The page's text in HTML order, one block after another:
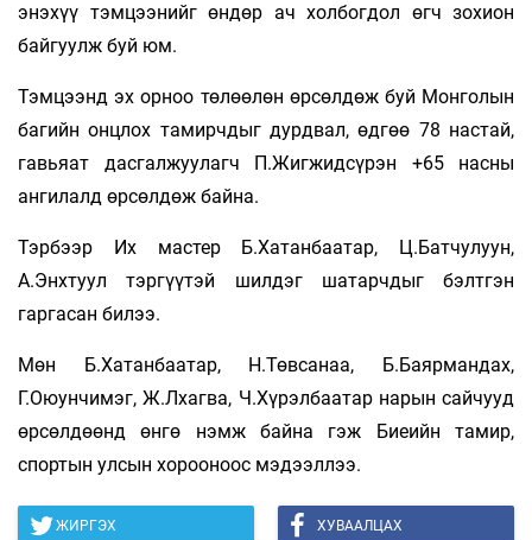
энэхүү тэмцээнийг өндөр ач холбогдол өгч зохион
байгуулж буй юм.
Тэмцээнд эх орноо төлөөлөн өрсөлдөж буй Монголын
багийн онцлох тамирчдыг дурдвал, өдгөө 78 настай,
гавьяат дасгалжуулагч П.Жигжидсүрэн +65 насны
ангилалд өрсөлдөж байна.
Тэрбээр Их мастер Б.Хатанбаатар, Ц.Батчулуун,
А.Энхтуул тэргүүтэй шилдэг шатарчдыг бэлтгэн
гаргасан билээ.
Мөн Б.Хатанбаатар, Н.Төвсанаа, Б.Баярмандах,
Г.Оюунчимэг, Ж.Лхагва, Ч.Хүрэлбаатар нарын сайчууд
өрсөлдөөнд өнгө нэмж байна гэж Биеийн тамир,
спортын улсын хорооноос мэдээллээ.
ЖИРГЭХ ХУВААЛЦАХ